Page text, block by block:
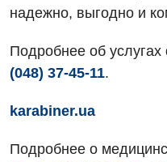
Дерматовенерология
Дневной стационар
Кардиология
надежно, выгодно и
Подробнее об услугах
(048) 37-45-11.
karabiner.ua
Подробнее о